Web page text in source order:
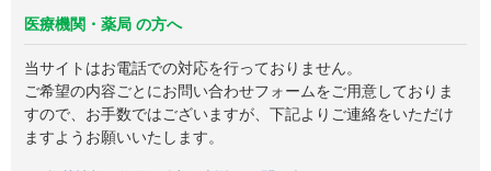
医療機関・薬局 の方へ
当サイトはお電話での対応を行っておりません。
ご希望の内容ごとにお問い合わせフォームをご用意しておりま
すので、お手数ではございますが、下記よりご連絡をいただけ
ますようお願いいたします。